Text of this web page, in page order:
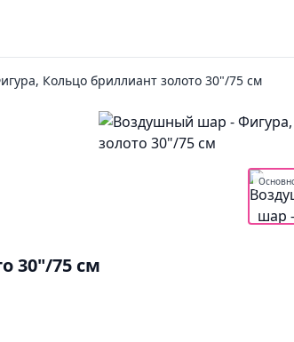
Кольцо бриллиант золото 30"/75 см
30"/75 см